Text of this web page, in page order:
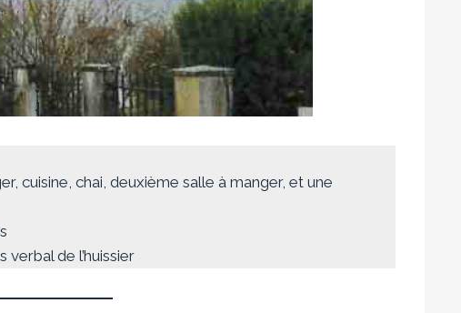
cuisine, chai, deuxième salle à manger, et une
de l’huissier